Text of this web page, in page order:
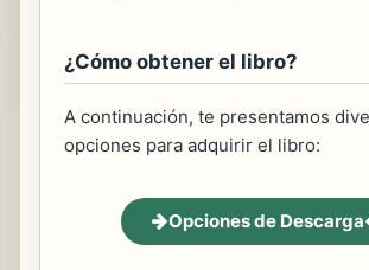
¿Cómo obtener el libro?
A continuación, te presentamos
opciones para adquirir el libro:
Opciones de Descarga